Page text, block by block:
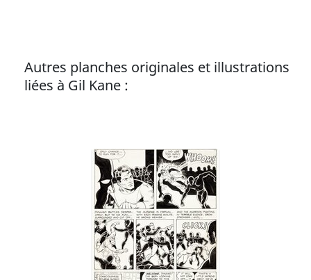
Autres planches originales et illustrations
liées à Gil Kane :